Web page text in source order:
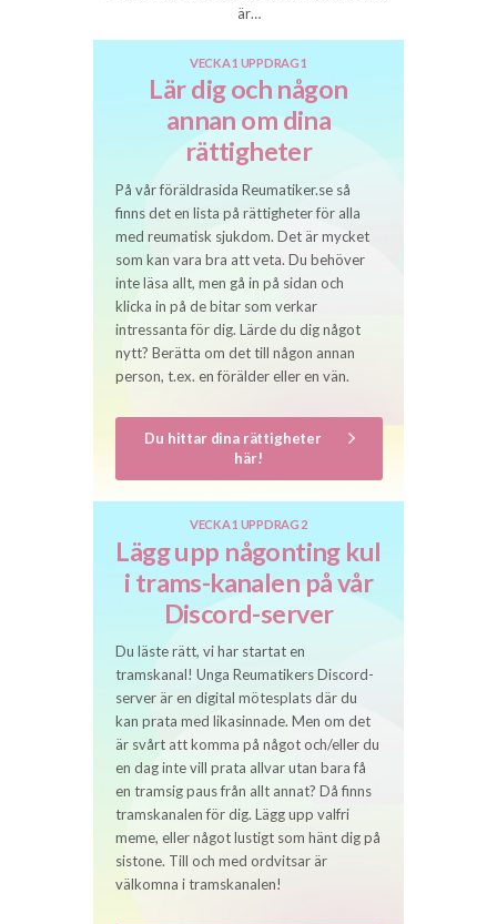
är…
VECKA 1 UPPDRAG 1
Lär dig och någon
annan om dina
rättigheter
På vår föräldrasida Reumatiker.se så
finns det en lista på rättigheter för alla
med reumatisk sjukdom. Det är mycket
som kan vara bra att veta. Du behöver
inte läsa allt, men gå in på sidan och
klicka in på de bitar som verkar
intressanta för dig. Lärde du dig något
nytt? Berätta om det till någon annan
person, t.ex. en förälder eller en vän.
Du hittar dina rättigheter
här!
VECKA 1 UPPDRAG 2
Lägg upp någonting kul
i trams-kanalen på vår
Discord-server
Du läste rätt, vi har startat en
tramskanal! Unga Reumatikers Discord-
server är en digital mötesplats där du
kan prata med likasinnade. Men om det
är svårt att komma på något och/eller du
en dag inte vill prata allvar utan bara få
en tramsig paus från allt annat? Då finns
tramskanalen för dig. Lägg upp valfri
meme, eller något lustigt som hänt dig på
sistone. Till och med ordvitsar är
välkomna i tramskanalen!